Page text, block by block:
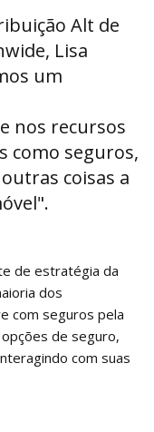
Alt de
Lisa
um
nos recursos
como seguros,
coisas a
de estratégia da
dos
com seguros pela
de seguro,
com suas